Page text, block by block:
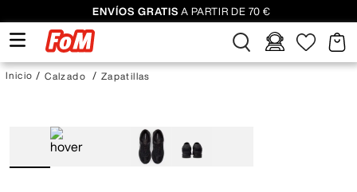
ENVÍOS GRATIS A PARTIR DE 70 €
Calzado Zapatillas